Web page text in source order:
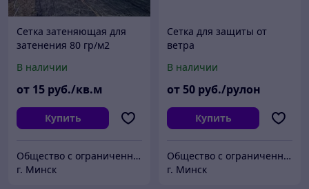
Сетка затеняющая для
затенения 80 гр/м2
В наличии
от 15 руб./кв.м
Купить
Общество с ограниченной ответственностью «Жилтехтрейд»
г. Минск
Сетка для защиты от
ветра
В наличии
от 50 руб./рулон
Купить
Общество с ограниченной ответственностью «Жилтехтрейд»
г. Минск